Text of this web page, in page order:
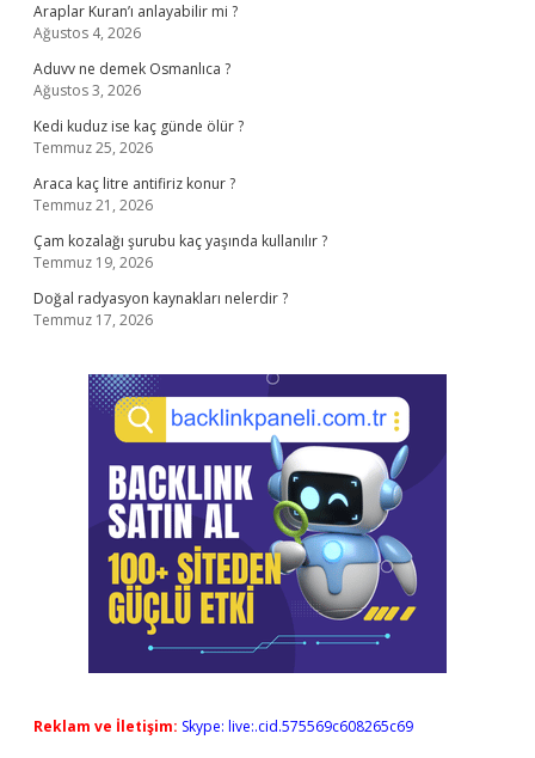
Araplar Kuran’ı anlayabilir mi ?
Ağustos 4, 2026
Aduvv ne demek Osmanlıca ?
Ağustos 3, 2026
Kedi kuduz ise kaç günde ölür ?
Temmuz 25, 2026
Araca kaç litre antifiriz konur ?
Temmuz 21, 2026
Çam kozalağı şurubu kaç yaşında kullanılır ?
Temmuz 19, 2026
Doğal radyasyon kaynakları nelerdir ?
Temmuz 17, 2026
Reklam ve İletişim: Skype: live:.cid.575569c608265c69